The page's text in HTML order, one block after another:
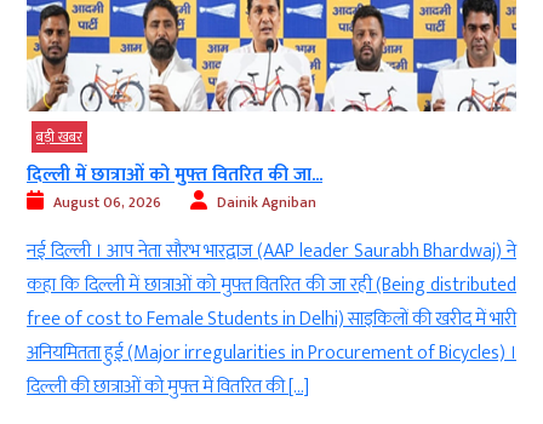
बड़ी खबर
दिल्ली में छात्राओं को मुफ्त वितरित की जा...
August 06, 2026 Dainik Agniban
नई दिल्ली । आप नेता सौरभ भारद्वाज (AAP leader Saurabh Bhardwaj) ने
कहा कि दिल्ली में छात्राओं को मुफ्त वितरित की जा रही (Being distributed
free of cost to Female Students in Delhi) साइकिलों की खरीद में भारी
अनियमितता हुई (Major irregularities in Procurement of Bicycles) ।
दिल्ली की छात्राओं को मुफ्त में वितरित की […]